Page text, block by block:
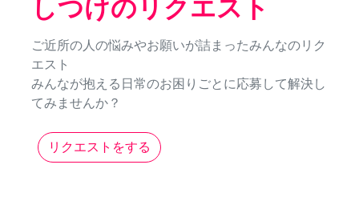
しつけのリクエスト
ご近所の人の悩みやお願いが詰まったみんなのリク
エスト
みんなが抱える日常のお困りごとに応募して解決し
てみませんか？
リクエストをする